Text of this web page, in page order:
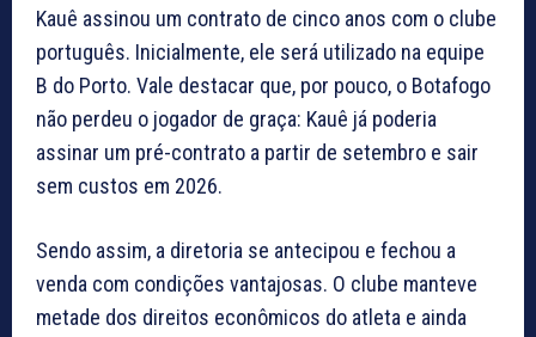
Kauê assinou um contrato de cinco anos com o clube
português. Inicialmente, ele será utilizado na equipe
B do Porto. Vale destacar que, por pouco, o Botafogo
não perdeu o jogador de graça: Kauê já poderia
assinar um pré-contrato a partir de setembro e sair
sem custos em 2026.
Sendo assim, a diretoria se antecipou e fechou a
venda com condições vantajosas. O clube manteve
metade dos direitos econômicos do atleta e ainda